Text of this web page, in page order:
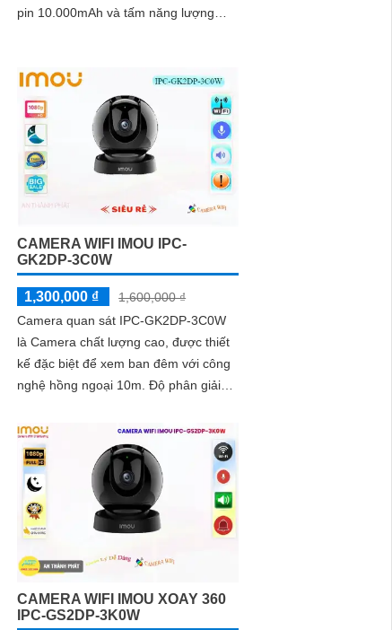
pin 10.000mAh và tấm năng lượng
CAMERA WIFI IMOU IPC-
GK2DP-3C0W
1,300,000 ₫
1,600,000 ₫
Camera quan sát IPC-GK2DP-3C0W
là Camera chất lượng cao, được thiết
kế đặc biệt để xem ban đêm với công
nghệ hồng ngoại 10m. Độ phân giải
chi tiết
CAMERA WIFI IMOU XOAY 360
IPC-GS2DP-3K0W